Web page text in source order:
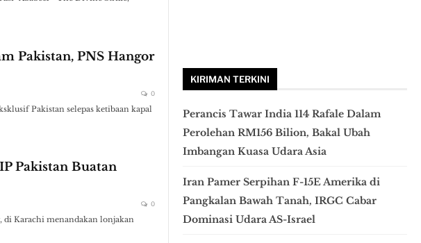
Pakistan, PNS Hangor
0
Pakistan selepas ketibaan kapal
Pakistan Buatan
0
di Karachi menandakan lonjakan
KIRIMAN TERKINI
Perancis Tawar India 114 Rafale Dalam
Perolehan RM156 Bilion, Bakal Ubah
Imbangan Kuasa Udara Asia
Iran Pamer Serpihan F-15E Amerika di
Pangkalan Bawah Tanah, IRGC Cabar
Dominasi Udara AS-Israel